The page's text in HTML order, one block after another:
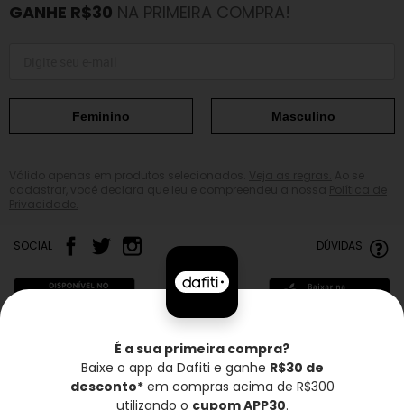
GANHE R$30 NA PRIMEIRA COMPRA!
Feminino Masculino
SOCIAL DÚVIDAS
Frete grátis* Troca grátis Entrega rápida
É a sua primeira compra?
Baixe o app da Dafiti e ganhe R$30 de
desconto*em compras acima de R$300
utilizando o cupom APP30.